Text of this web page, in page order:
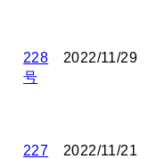
228
号
2022/11/29
227
2022/11/21